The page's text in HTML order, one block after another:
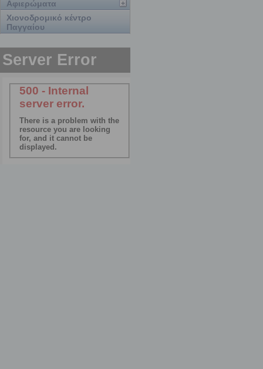
Αφιερώματα
Χιονοδρομικό κέντρο
Παγγαίου